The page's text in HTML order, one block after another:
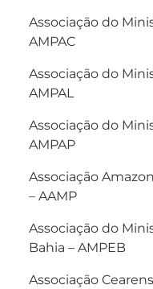
Associação do
AMPAC
Associação do
AMPAL
Associação do
AMPAP
Associação
– AAMP
Associação do
Bahia – AMPEB
Associação